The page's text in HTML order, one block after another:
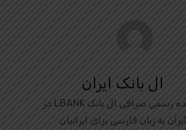
ال بانک ایران
نماینده رسمی صرافی ال بانک LBANK در
ایران به زبان فارسی برای ایرانیان